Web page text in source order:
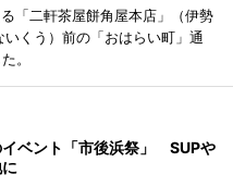
「二軒茶屋餅角屋本店」（伊勢
くう）前の「おはらい町」通
。
イベント「市後浜祭」 SUPや